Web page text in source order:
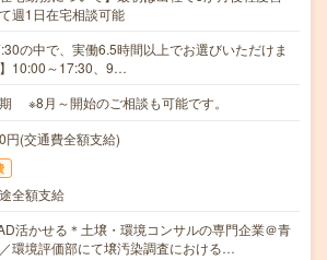
週1日在宅相談可能
の中で、実働6.5時間以上でお選びいただけま
10:00～17:30、9…
※8月～開始のご相談も可能です。
円(交通費全額支給)
全額支給
活かせる＊土壌・環境コンサルの専門企業＠青
環境評価部にて壌汚染調査における…